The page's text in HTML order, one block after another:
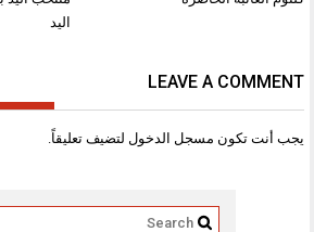
اليد
LEAVE A COMMENT
يجب أنت تكون مسجل الدخول لتضيف تعليقاً.